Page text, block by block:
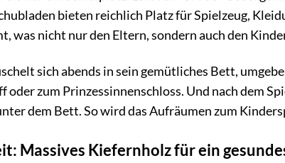
bieten reichlich Platz für Spielzeug,
was nicht nur den Eltern, sondern auch den
sich abends in sein gemütliches Bett,
oder zum Prinzessinnenschloss. Und nach dem
dem Bett. So wird das Aufräumen zum
Massives Kiefernholz für ein